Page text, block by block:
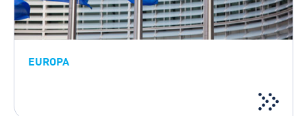
EUROPA